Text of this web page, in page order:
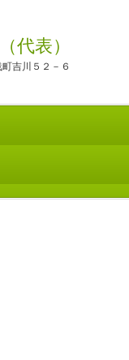
代表）
吉川５２－６